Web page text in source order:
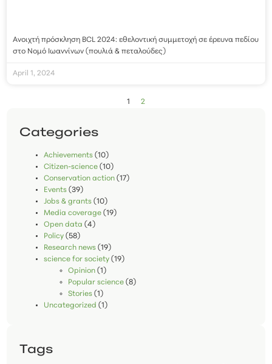
Ανοιχτή πρόσκληση BCL 2024: εθελοντική συμμετοχή σε έρευνα πεδίου
στο Νομό Ιωαννίνων (πουλιά & πεταλούδες)
April 1, 2024
1 2
Categories
Achievements (10)
Citizen-science (10)
Conservation action (17)
Events (39)
Jobs & grants (10)
Media coverage (19)
Open data (4)
Policy (58)
Research news (19)
science for society (19)
Opinion (1)
Popular science (8)
Stories (1)
Uncategorized (1)
Tags